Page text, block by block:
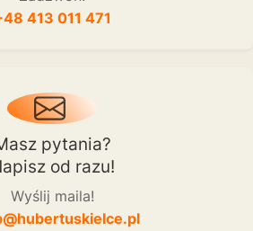
413 011 471
pytania?
od razu!
Wyślij maila!